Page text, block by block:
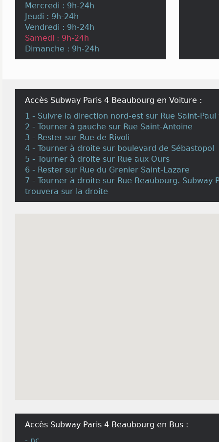
Mercredi : 9h-24h
Jeudi : 9h-24h
Vendredi : 9h-24h
Samedi : 9h-24h
Dimanche : 9h-24h
Accès Subway Paris 4 Beaubourg en Voiture :
1 - Suivre la direction nord-est sur Rue Saint-
2 - Tourner à gauche sur Rue Saint-Antoine
3 - Rester sur Rue de Rivoli
4 - Tourner à droite sur boulevard de Sébastopol
5 - Tourner à droite sur Rue aux Ours
6 - Rester sur Rue du Grenier Saint-Lazare
7 - Tourner à droite sur Rue Beaubourg. Subway
trouvera sur la droite
Accès Subway Paris 4 Beaubourg en Bus :